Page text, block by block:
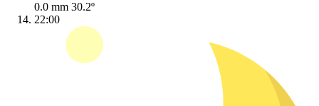
0.0 mm 30.2º
22:00